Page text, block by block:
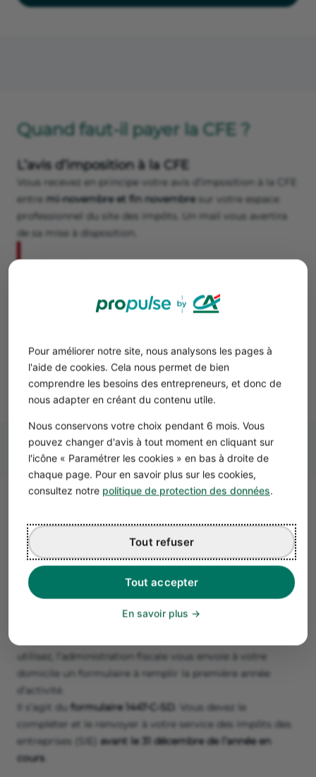
Pour améliorer notre site, nous analysons les pages à
l'aide de cookies. Cela nous permet de bien
comprendre les besoins des entrepreneurs, et donc de
nous adapter en créant du contenu utile.
Nous conservons votre choix pendant 6 mois. Vous
pouvez changer d'avis à tout moment en cliquant sur
l'icône « Paramétrer les cookies » en bas à droite de
chaque page. Pour en savoir plus sur les cookies,
consultez notre politique de protection des données.
Tout accepter
Tout refuser
En savoir plus
Quand faut-il payer la CFE ?
L’avis d’imposition à la CFE
Vous recevez en principe votre avis d’imposition à la CFE
entre mi-novembre et fin novembresur votre espace
professionnel du site des impôts. Un mail vous avertira
de sa mise à disposition.
disponible en lignesur le site des impôts.
La date de paiement de la CFE
La date limite de paiement de la CFE est en principe
située autour de mi-décembrechaque année.
CFE ?
La déclaration initiale de CFE (formulaire
n°1447-C-SD)
utilisez, l’administration fiscale vous envoie à votre
domicile un formulaire à remplir la première année
d’activité.
Il s’agit du formulaire 1447-C-SD . Vous devez le
compléter et le renvoyer à votre service des impôts des
entreprises (SIE) avant le 31 décembre de l’année en
cours.